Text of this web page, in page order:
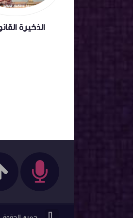
الذخيرة